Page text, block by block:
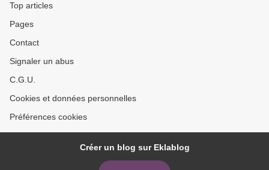
Top articles
Pages
Contact
Signaler un abus
C.G.U.
Cookies et données personnelles
Préférences cookies
Créer un blog sur Eklablog